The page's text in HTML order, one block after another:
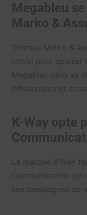
Megableu
Marko &
Thomas Marko &
choisi pour épauler
Megableu dans sa
influenceurs et
K-Way opte
La marque K-Way
Communication
ses campagnes de